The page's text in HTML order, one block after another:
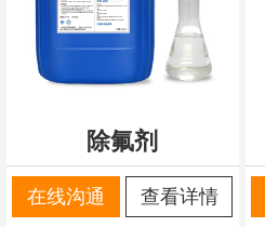
除氟剂
在线沟通 查看详情